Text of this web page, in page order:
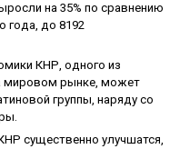
на 35% по сравнению
года, до 8192
КНР, одного из
мировом рынке, может
группы, наряду со
существенно улучшатся,